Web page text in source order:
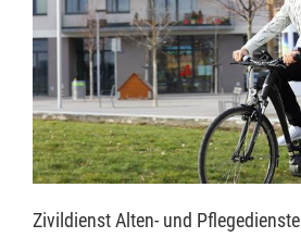
Zivildienst Alten- und Pflegedienste